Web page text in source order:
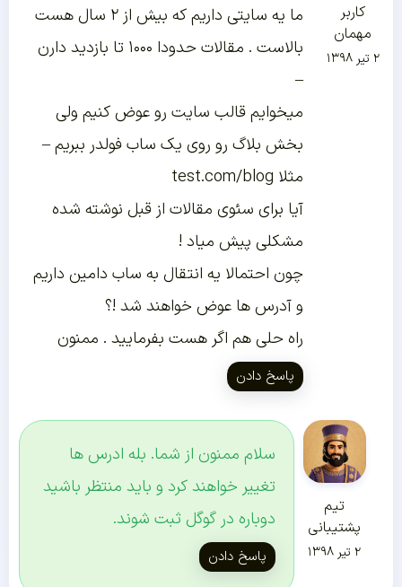
کاربر
مهمان
۲ تیر ۱۳۹۸
ما یه سایتی داریم که بیش از ۲ سال هست
بالاست . مقالات حدودا ۱۰۰۰ تا بازدید دارن
–
میخوایم قالب سایت رو عوض کنیم ولی
بخش بلاگ رو روی یک ساب فولدر ببریم –
مثلا test.com/blog
آیا برای سئوی مقالات از قبل نوشته شده
مشکلی پیش میاد !
چون احتمالا یه انتقال به ساب دامین داریم
و آدرس ها عوض خواهند شد !؟
راه حلی هم اگر هست بفرمایید . ممنون
پاسخ دادن
تیم
پشتیبانی
۲ تیر ۱۳۹۸
سلام ممنون از شما. بله ادرس ها
تغییر خواهند کرد و باید منتظر باشید
دوباره در گوگل ثبت شوند.
پاسخ دادن